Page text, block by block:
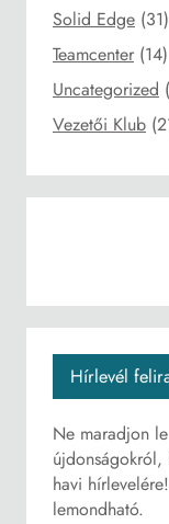
Solid Edge (31)
Teamcenter (14)
Uncategorized
Vezetői Klub
Hírlevél
Ne maradjon
havi
lemondható.